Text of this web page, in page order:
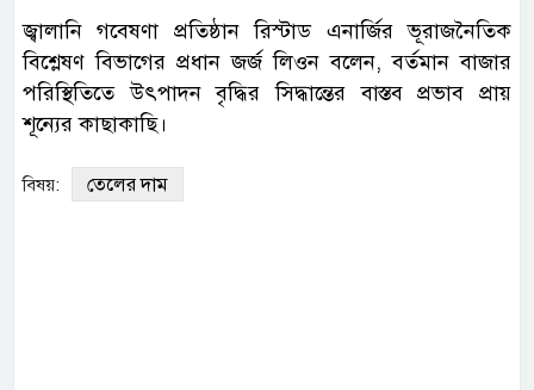
জ্বালানি গবেষণা প্রতিষ্ঠান রিস্টাড এনার্জির ভূরাজনৈতিক
বিশ্লেষণ বিভাগের প্রধান জর্জ লিওন বলেন, বর্তমান বাজার
পরিস্থিতিতে উৎপাদন বৃদ্ধির সিদ্ধান্তের বাস্তব প্রভাব প্রায়
শূন্যের কাছাকাছি।
বিষয়: তেলের দাম